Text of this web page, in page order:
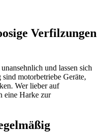
Verfilzungen
und lassen sich
motorbetriebe Geräte,
Wer lieber auf
eine Harke zur